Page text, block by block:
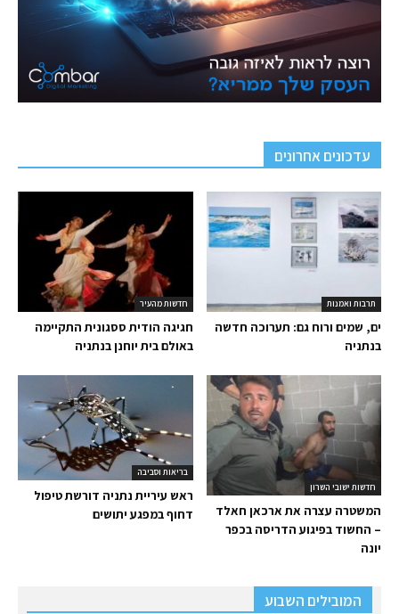
עדכונים אחרונים
חדשות מהעיר
חגיגה הודית ססגונית התקיימה
באולם בית יוחנן בנתניה
תרבות ואמנות
ים, שמים ורוח גם: תערוכה חדשה
בנתניה
בריאות וסביבה
ראש עיריית נתניה דורשת טיפול
דחוף במפגע יתושים
חדשות ישובי השרון
המשטרה עצרה את ארכאן חאלד
– החשוד בפיגוע הדריסה בכפר
יונה
המובילים השבוע